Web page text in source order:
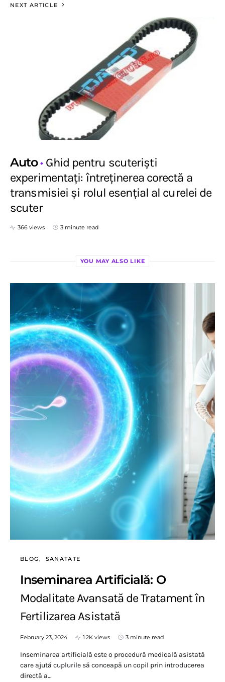
NEXT ARTICLE
Auto Ghid pentru scuteriști
experimentați: întreținerea corectă a
transmisiei și rolul esențial al curelei de
scuter
366 views 3 minute read
YOU MAY ALSO LIKE
BLOG SANATATE
Inseminarea Artificială: O
Modalitate Avansată de Tratament în
Fertilizarea Asistată
February 23, 2024 1.2K views 3 minute read
Inseminarea artificială este o procedură medicală asistată
care ajută cuplurile să conceapă un copil prin introducerea
directă a…